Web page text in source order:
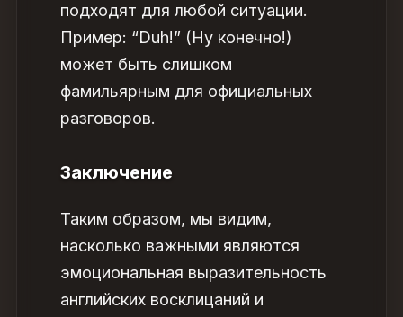
подходят для любой ситуации.
Пример: “Duh!” (Ну конечно!)
может быть слишком
фамильярным для официальных
разговоров.
Заключение
Таким образом, мы видим,
насколько важными являются
эмоциональная выразительность
английских восклицаний и